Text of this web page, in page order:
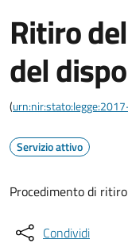
Ritiro
del
(
Servizio attivo
Procedimento di
Condividi